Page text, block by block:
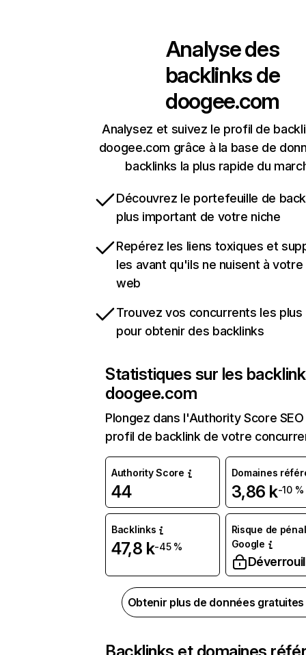
Analyse des
backlinks de
doogee.com
Analysez et suivez le profil de
doogee.com grâce à la base de
backlinks la plus rapide du
Découvrez le portefeuille de
plus important de votre niche
Repérez les liens toxiques et
les avant qu'ils ne nuisent à
web
Trouvez vos concurrents les
pour obtenir des backlinks
Statistiques sur les
doogee.com
Plongez dans l'Authority Score
profil de backlink de votre
Authority Score
44
Domaines
3,86 k-10 %
Backlinks
47,8 k-45 %
Risque de
Google
Obtenir plus de données